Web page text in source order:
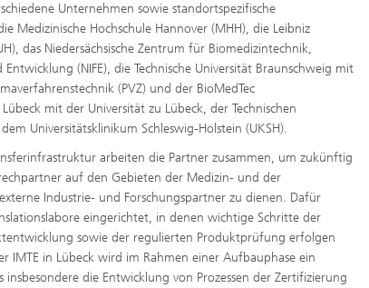
Unternehmen sowie standortspezifische
Medizinische Hochschule Hannover (MHH), die Leibniz
das Niedersächsische Zentrum für Biomedizintechnik,
(NIFE), die Technische Universität Braunschweig mit
(PVZ) und der BioMedTec
mit der Universität zu Lübeck, der Technischen
Universitätsklinikum Schleswig-Holstein (UKSH).
arbeiten die Partner zusammen, um zukünftig
auf den Gebieten der Medizin- und der
Industrie- und Forschungspartner zu dienen. Dafür
eingerichtet, in denen wichtige Schritte der
sowie der regulierten Produktprüfung erfolgen
IMTE in Lübeck wird im Rahmen einer Aufbauphase ein
insbesondere die Entwicklung von Prozessen der Zertifizierung